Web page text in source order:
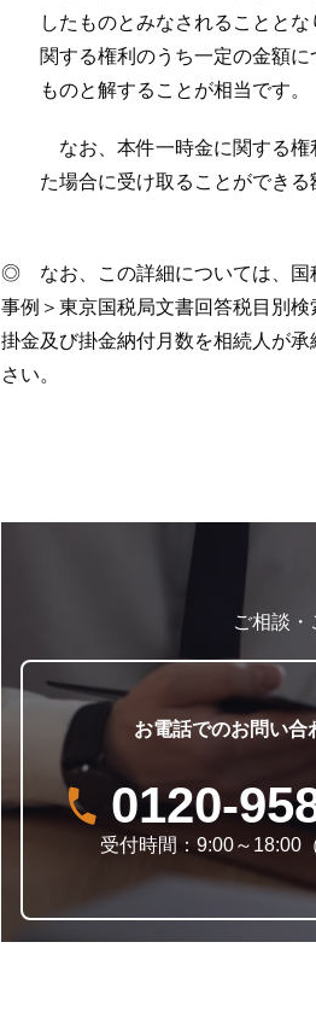
したものとみなされることとな
関する権利のうち一定の金額に
ものと解することが相当です。
なお、本件一時金に関する権利
た場合に受け取ることができる
◎ なお、この詳細については、国
事例＞東京国税局文書回答税目別
掛金及び掛金納付月数を相続人が
さい。
ご相談・
お電話でのお問い合
0120-
受付時間：9:00～18:00